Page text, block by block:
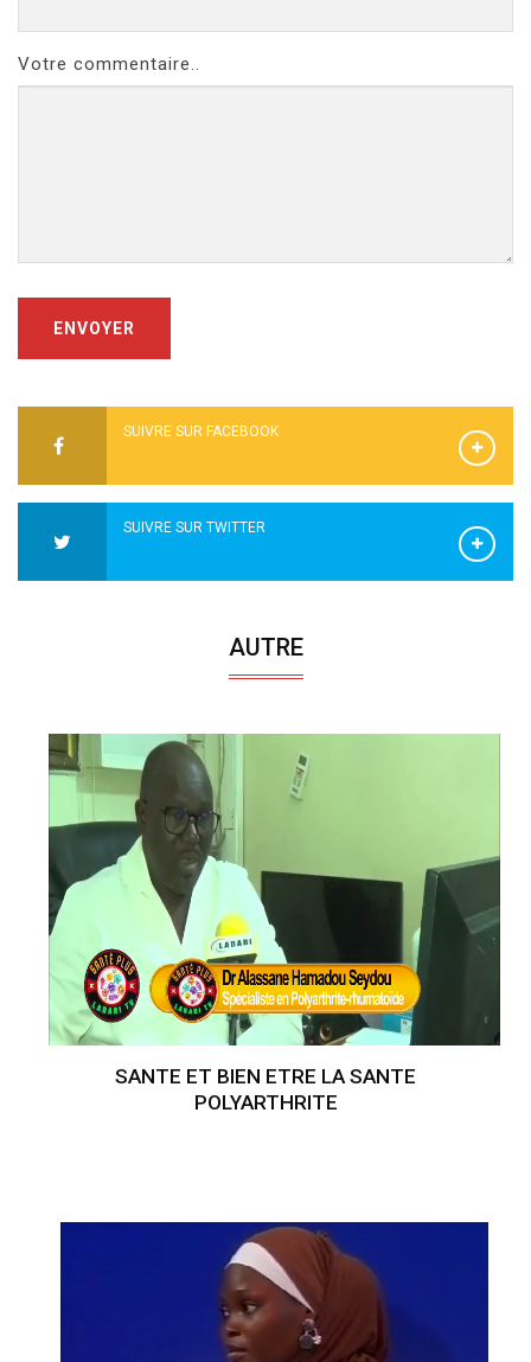
Votre commentaire..
ENVOYER
SUIVRE SUR FACEBOOK
SUIVRE SUR TWITTER
AUTRE
SANTE ET BIEN ETRE LA SANTE
POLYARTHRITE